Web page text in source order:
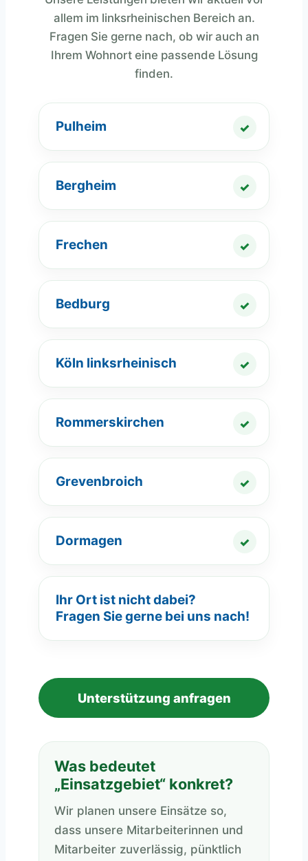
allem im linksrheinischen Bereich an.
Fragen Sie gerne nach, ob wir auch an
Ihrem Wohnort eine passende Lösung
finden.
Pulheim
Bergheim
Frechen
Bedburg
Köln linksrheinisch
Rommers­kirchen
Grevenbroich
Dormagen
Ihr Ort ist nicht dabei?
Fragen Sie gerne bei uns nach!
Unterstützung anfragen
Was bedeutet
„Einsatzgebiet“ konkret?
Wir planen unsere Einsätze so,
dass unsere Mitarbeiterinnen und
Mitarbeiter zuverlässig, pünktlich